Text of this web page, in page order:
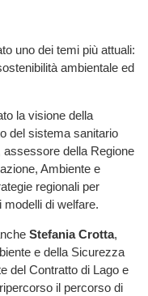
uno dei temi più attuali:
ambientale ed
la visione della
del sistema sanitario
assessore della Regione
Ambiente e
regionali per
modelli di welfare.
Stefania Crotta,
e della Sicurezza
del Contratto di Lago e
il percorso di